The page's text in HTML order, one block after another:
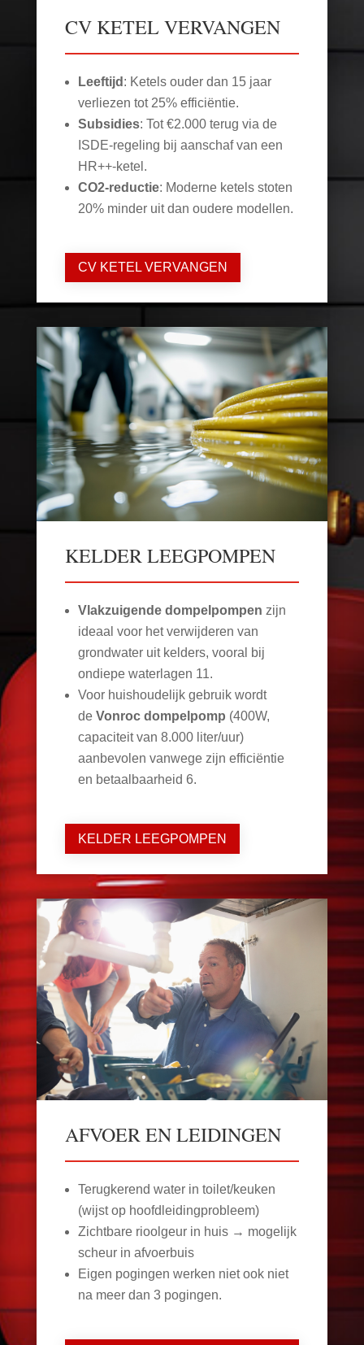
CV KETEL VERVANGEN
Leeftijd : Ketels ouder dan 15 jaar
verliezen tot 25% efficiëntie.
Subsidies: Tot €2.000 terug via de
ISDE-regeling bij aanschaf van een
HR++-ketel.
CO2-reductie: Moderne ketels stoten
20% minder uit dan oudere modellen.
CV KETEL VERVANGEN
KELDER LEEGPOMPEN
Vlakzuigende dompelpompen zijn
ideaal voor het verwijderen van
grondwater uit kelders, vooral bij
ondiepe waterlagen 11.
Voor huishoudelijk gebruik wordt
de Vonroc dompelpomp (400W,
capaciteit van 8.000 liter/uur)
aanbevolen vanwege zijn efficiëntie
en betaalbaarheid 6.
KELDER LEEGPOMPEN
AFVOER EN LEIDINGEN
Terugkerend water in toilet/keuken
(wijst op hoofdleidingprobleem)
Zichtbare rioolgeur in huis → mogelijk
scheur in afvoerbuis
Eigen pogingen werken niet ook niet
na meer dan 3 pogingen.